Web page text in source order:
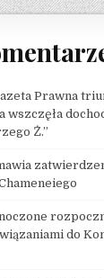
Prawna
wszczęła
Ż.”
do